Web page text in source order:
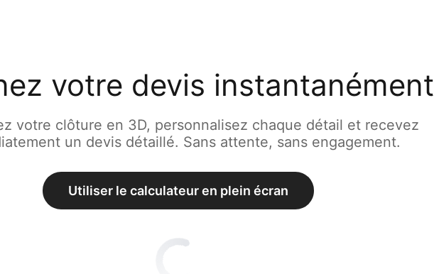
votre devis instantanément
votre clôture en 3D, personnalisez chaque détail et recevez
un devis détaillé. Sans attente, sans engagement.
Utiliser le calculateur en plein écran